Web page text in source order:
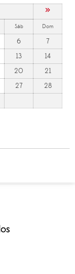
»
Sáb Dom
6
7
13
14
20
21
27
28